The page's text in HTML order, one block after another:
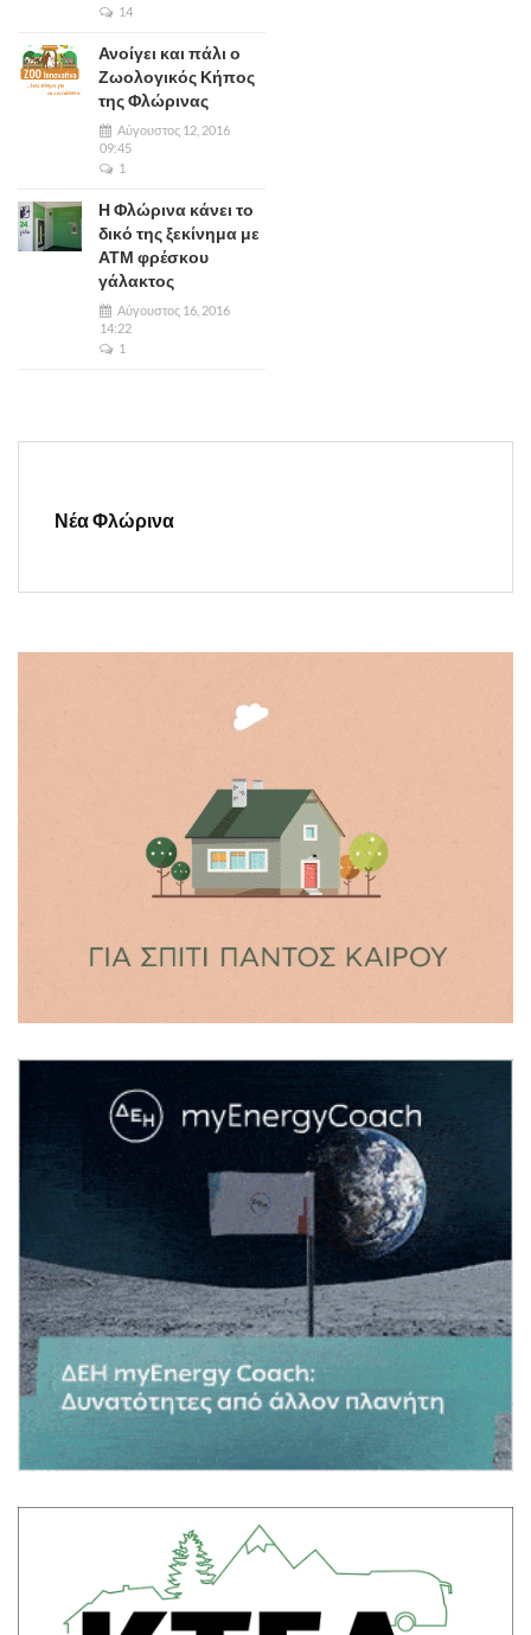
14
Ανοίγει και πάλι ο
Ζωολογικός Κήπος
της Φλώρινας
Αύγουστος 12, 2016
09:45
1
Η Φλώρινα κάνει το
δικό της ξεκίνημα με
ΑΤΜ φρέσκου
γάλακτος
Αύγουστος 16, 2016
14:22
1
Νέα Φλώρινα